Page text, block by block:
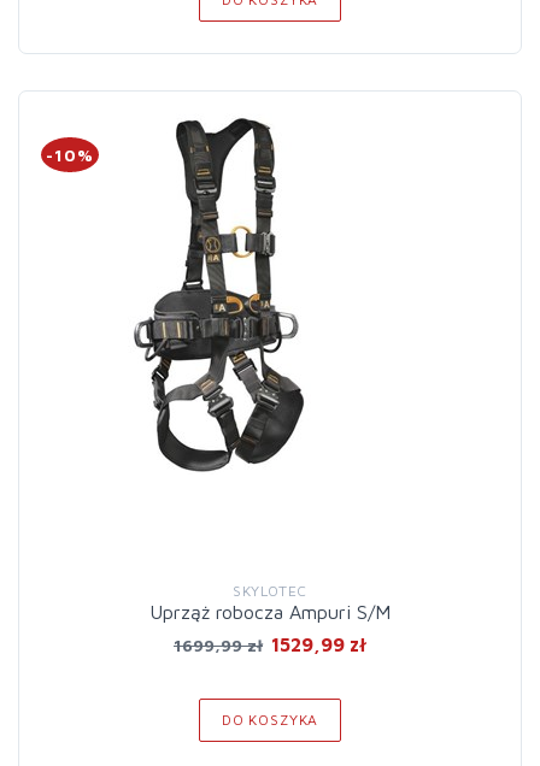
-10%
SKYLOTEC
Uprząż robocza Ampuri S/M
1699,99 zł 1529,99 zł
DO KOSZYKA